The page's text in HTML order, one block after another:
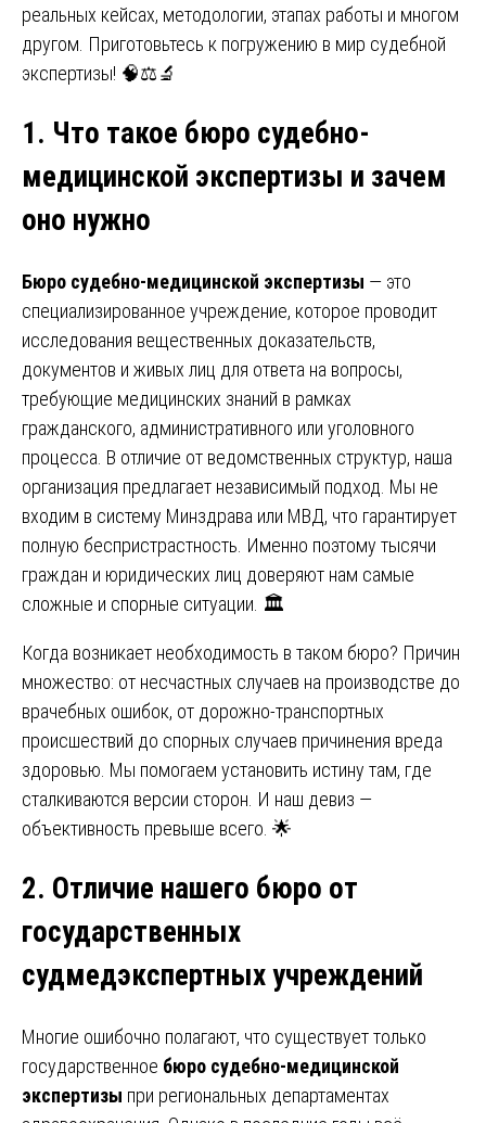
реальных кейсах, методологии, этапах работы и многом
другом. Приготовьтесь к погружению в мир судебной
экспертизы! 🧠⚖️🔬
1. Что такое бюро судебно-
медицинской экспертизы и зачем
оно нужно
Бюро судебно-медицинской экспертизы — это
специализированное учреждение, которое проводит
исследования вещественных доказательств,
документов и живых лиц для ответа на вопросы,
требующие медицинских знаний в рамках
гражданского, административного или уголовного
процесса. В отличие от ведомственных структур, наша
организация предлагает независимый подход. Мы не
входим в систему Минздрава или МВД, что гарантирует
полную беспристрастность. Именно поэтому тысячи
граждан и юридических лиц доверяют нам самые
сложные и спорные ситуации. 🏛️
Когда возникает необходимость в таком бюро? Причин
множество: от несчастных случаев на производстве до
врачебных ошибок, от дорожно-транспортных
происшествий до спорных случаев причинения вреда
здоровью. Мы помогаем установить истину там, где
сталкиваются версии сторон. И наш девиз —
объективность превыше всего. 🌟
2. Отличие нашего бюро от
государственных
судмедэкспертных учреждений
Многие ошибочно полагают, что существует только
государственное бюро судебно-медицинской
экспертизы при региональных департаментах